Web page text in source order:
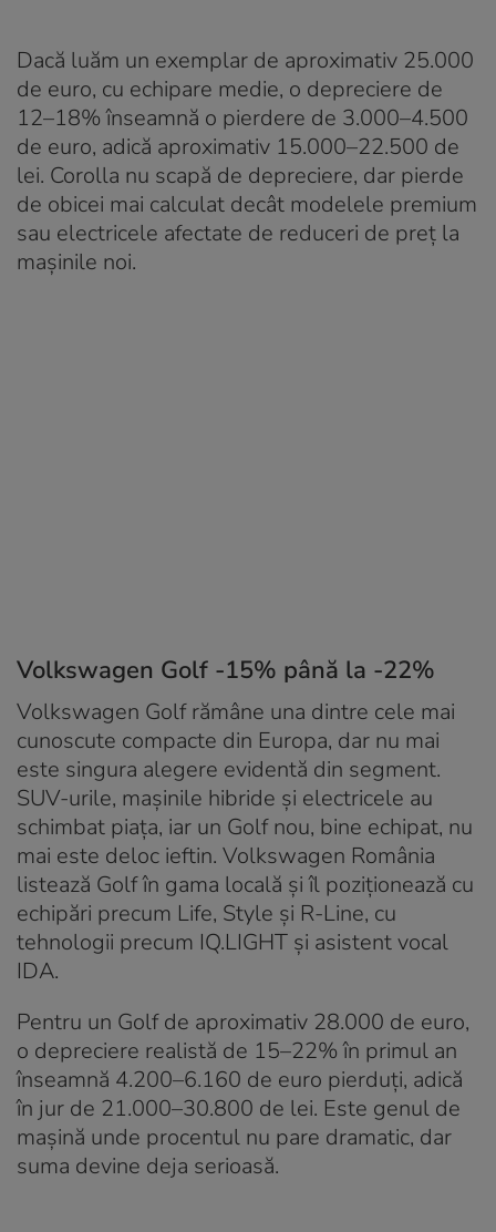
Dacă luăm un exemplar de aproximativ 25.000
de euro, cu echipare medie, o depreciere de
12–18% înseamnă o pierdere de 3.000–4.500
de euro, adică aproximativ 15.000–22.500 de
lei. Corolla nu scapă de depreciere, dar pierde
de obicei mai calculat decât modelele premium
sau electricele afectate de reduceri de preț la
mașinile noi.
Volkswagen Golf -15% până la -22%
Volkswagen Golf rămâne una dintre cele mai
cunoscute compacte din Europa, dar nu mai
este singura alegere evidentă din segment.
SUV-urile, mașinile hibride și electricele au
schimbat piața, iar un Golf nou, bine echipat, nu
mai este deloc ieftin. Volkswagen România
listează Golf în gama locală și îl poziționează cu
echipări precum Life, Style și R-Line, cu
tehnologii precum IQ.LIGHT și asistent vocal
IDA.
Pentru un Golf de aproximativ 28.000 de euro,
o depreciere realistă de 15–22% în primul an
înseamnă 4.200–6.160 de euro pierduți, adică
în jur de 21.000–30.800 de lei. Este genul de
mașină unde procentul nu pare dramatic, dar
suma devine deja serioasă.